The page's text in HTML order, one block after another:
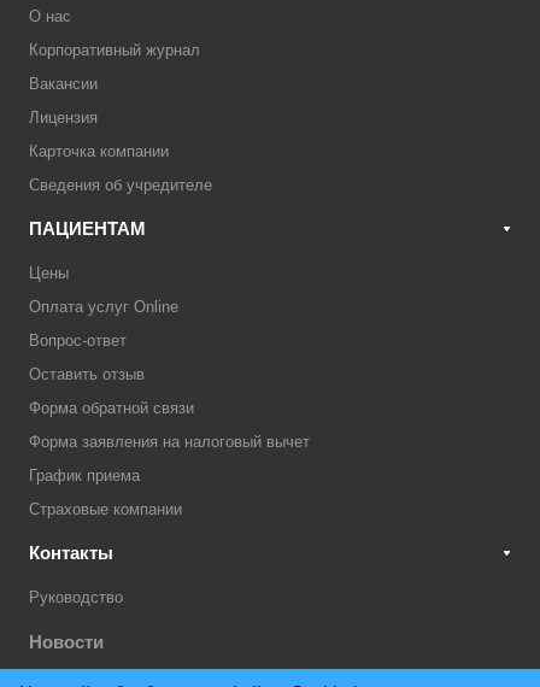
О нас
Корпоративный журнал
Вакансии
Лицензия
Карточка компании
Сведения об учредителе
ПАЦИЕНТАМ
Цены
Оплата услуг Online
Вопрос-ответ
Оставить отзыв
Форма обратной связи
Форма заявления на налоговый вычет
График приема
Страховые компании
Контакты
Руководство
Новости